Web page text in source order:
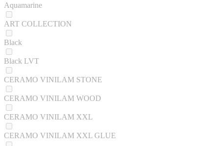
Aquamarine
ART COLLECTION
Black
Black LVT
CERAMO VINILAM STONE
CERAMO VINILAM WOOD
CERAMO VINILAM XXL
CERAMO VINILAM XXL GLUE